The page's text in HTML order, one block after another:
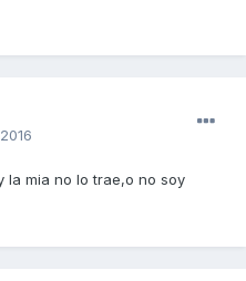
la mia no lo trae,o no soy